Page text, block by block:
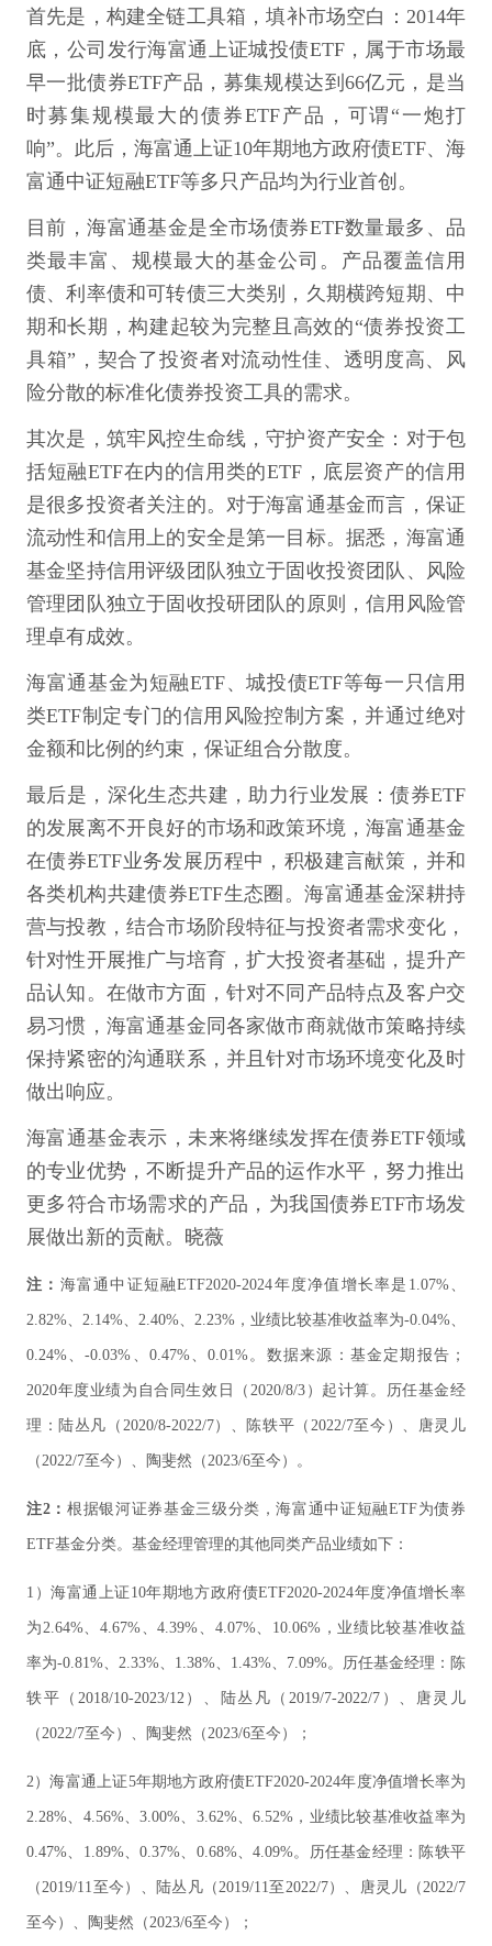
首先是，构建全链工具箱，填补市场空白：2014年
底，公司发行海富通上证城投债ETF，属于市场最
早一批债券ETF产品，募集规模达到66亿元，是当
时募集规模最大的债券ETF产品，可谓“一炮打
响”。此后，海富通上证10年期地方政府债ETF、海
富通中证短融ETF等多只产品均为行业首创。
目前，海富通基金是全市场债券ETF数量最多、品
类最丰富、规模最大的基金公司。产品覆盖信用
债、利率债和可转债三大类别，久期横跨短期、中
期和长期，构建起较为完整且高效的“债券投资工
具箱”，契合了投资者对流动性佳、透明度高、风
险分散的标准化债券投资工具的需求。
其次是，筑牢风控生命线，守护资产安全：对于包
括短融ETF在内的信用类的ETF，底层资产的信用
是很多投资者关注的。对于海富通基金而言，保证
流动性和信用上的安全是第一目标。据悉，海富通
基金坚持信用评级团队独立于固收投资团队、风险
管理团队独立于固收投研团队的原则，信用风险管
理卓有成效。
海富通基金为短融ETF、城投债ETF等每一只信用
类ETF制定专门的信用风险控制方案，并通过绝对
金额和比例的约束，保证组合分散度。
最后是，深化生态共建，助力行业发展：债券ETF
的发展离不开良好的市场和政策环境，海富通基金
在债券ETF业务发展历程中，积极建言献策，并和
各类机构共建债券ETF生态圈。海富通基金深耕持
营与投教，结合市场阶段特征与投资者需求变化，
针对性开展推广与培育，扩大投资者基础，提升产
品认知。在做市方面，针对不同产品特点及客户交
易习惯，海富通基金同各家做市商就做市策略持续
保持紧密的沟通联系，并且针对市场环境变化及时
做出响应。
海富通基金表示，未来将继续发挥在债券ETF领域
的专业优势，不断提升产品的运作水平，努力推出
更多符合市场需求的产品，为我国债券ETF市场发
展做出新的贡献。晓薇
注： 海富通中证短融ETF2020-2024年度净值增长率是1.07%、
2.82%、2.14%、2.40%、2.23%，业绩比较基准收益率为-0.04%、
0.24%、-0.03%、0.47%、0.01%。数据来源：基金定期报告；
2020年度业绩为自合同生效日（2020/8/3）起计算。历任基金经
理：陆丛凡（2020/8-2022/7）、陈轶平（2022/7至今）、唐灵儿
（2022/7至今）、陶斐然（2023/6至今）。
注2： 根据银河证券基金三级分类，海富通中证短融ETF为债券
ETF基金分类。基金经理管理的其他同类产品业绩如下：
1）海富通上证10年期地方政府债ETF2020-2024年度净值增长率
为2.64%、4.67%、4.39%、4.07%、10.06%，业绩比较基准收益
率为-0.81%、2.33%、1.38%、1.43%、7.09%。历任基金经理：陈
轶平（2018/10-2023/12）、陆丛凡（2019/7-2022/7）、唐灵儿
（2022/7至今）、陶斐然（2023/6至今）；
2）海富通上证5年期地方政府债ETF2020-2024年度净值增长率为
2.28%、4.56%、3.00%、3.62%、6.52%，业绩比较基准收益率为
0.47%、1.89%、0.37%、0.68%、4.09%。历任基金经理：陈轶平
（2019/11至今）、陆丛凡（2019/11至2022/7）、唐灵儿（2022/7
至今）、陶斐然（2023/6至今）；